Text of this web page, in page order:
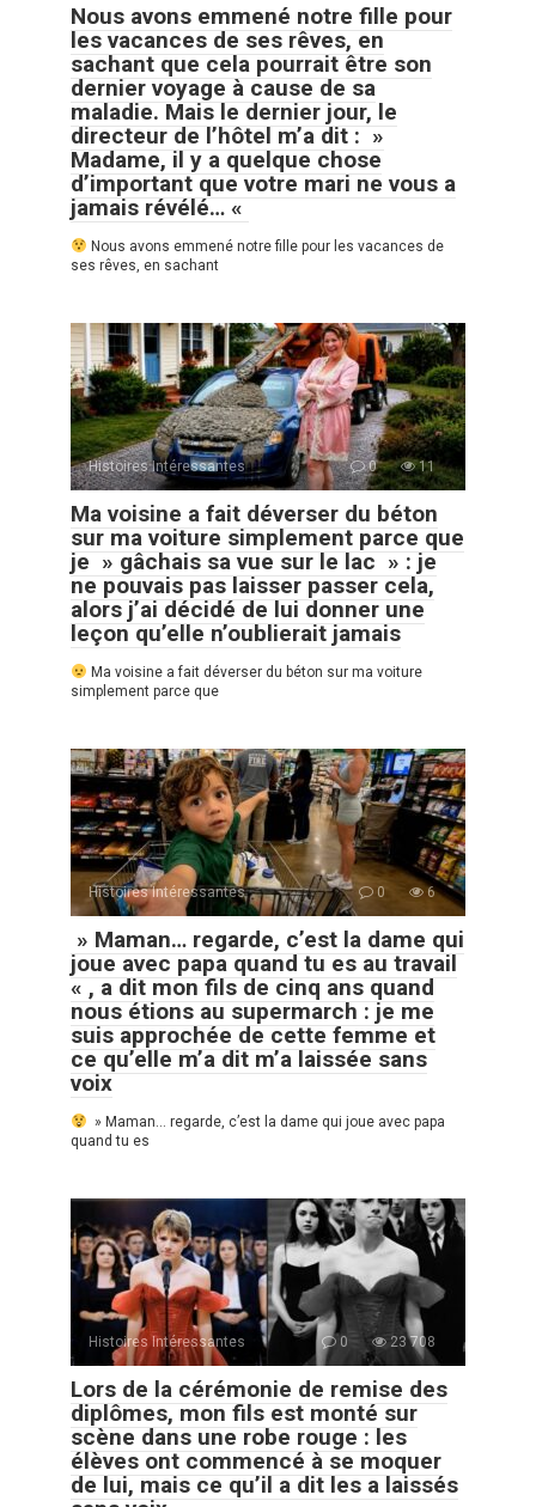
Nous avons emmené notre fille pour
les vacances de ses rêves, en
sachant que cela pourrait être son
dernier voyage à cause de sa
maladie. Mais le dernier jour, le
directeur de l’hôtel m’a dit : »
Madame, il y a quelque chose
d’important que votre mari ne vous a
jamais révélé… «
Nous avons emmené notre fille pour les vacances de
ses rêves, en sachant
Histoires Intéressantes 0 11
Ma voisine a fait déverser du béton
sur ma voiture simplement parce que
je » gâchais sa vue sur le lac » : je
ne pouvais pas laisser passer cela,
alors j’ai décidé de lui donner une
leçon qu’elle n’oublierait jamais
Ma voisine a fait déverser du béton sur ma voiture
simplement parce que
Histoires Intéressantes 0 6
» Maman… regarde, c’est la dame qui
joue avec papa quand tu es au travail
« , a dit mon fils de cinq ans quand
nous étions au supermarch : je me
suis approchée de cette femme et
ce qu’elle m’a dit m’a laissée sans
voix
» Maman… regarde, c’est la dame qui joue avec papa
quand tu es
Histoires Intéressantes 0 23 708
Lors de la cérémonie de remise des
diplômes, mon fils est monté sur
scène dans une robe rouge : les
élèves ont commencé à se moquer
de lui, mais ce qu’il a dit les a laissés